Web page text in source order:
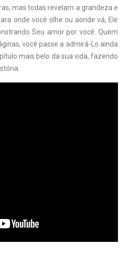
mas todas revelam a grandeza e
onde você olhe ou aonde vá, Ele
Seu amor por você. Quem
você passe a admirá-Lo ainda
mais belo da sua vida, fazendo